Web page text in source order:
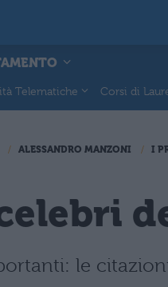
Telematiche Corsi di
ALESSANDRO MANZONI I
le